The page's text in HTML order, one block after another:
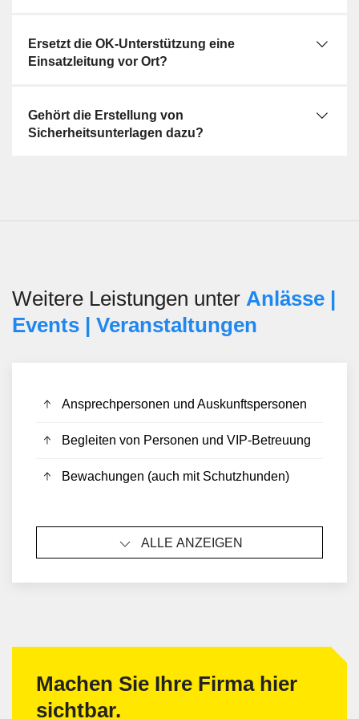
gleichzusetzen. Bewachungen, Zufahrtsregelung und
Zutrittskontrolle betreffen die konkrete operative
ausgerichtet ist. Ebenfalls abzugrenzen sind
Ansprechpersonen und Auskunftspersonen, die primär
Ersetzt die OK-Unterstützung eine
Einsatzleitung vor Ort?
Gehört die Erstellung von
Sicherheitsunterlagen dazu?
Weitere Leistungen unter Anlässe |
Events | Veranstaltungen
Ansprechpersonen und Auskunftspersonen
Begleiten von Personen und VIP-Betreuung
Bewachungen (auch mit Schutzhunden)
ALLE ANZEIGEN
Machen Sie Ihre Firma hier
sichtbar.